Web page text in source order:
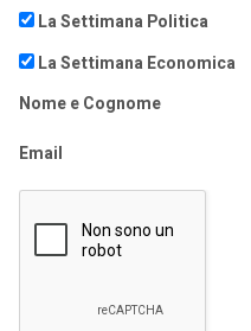
La Settimana Politica
La Settimana Economica
Nome e Cognome
Email